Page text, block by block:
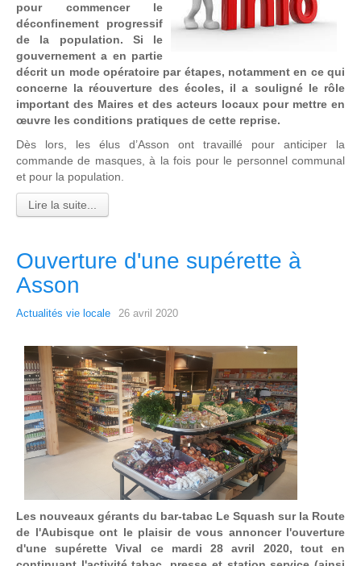
pour commencer le
déconfinement progressif
de la population. Si le
gouvernement a en partie
décrit un mode opératoire par étapes, notamment en ce qui
concerne la réouverture des écoles, il a souligné le rôle
important des Maires et des acteurs locaux pour mettre en
œuvre les conditions pratiques de cette reprise.
Dès lors, les élus d’Asson ont travaillé pour anticiper la
commande de masques, à la fois pour le personnel communal
et pour la population.
Lire la suite...
Ouverture d'une supérette à
Asson
Actualités vie locale 26 avril 2020
Les nouveaux gérants du bar-tabac Le Squash sur la Route
de l'Aubisque ont le plaisir de vous annoncer l'ouverture
d'une supérette Vival ce mardi 28 avril 2020, tout en